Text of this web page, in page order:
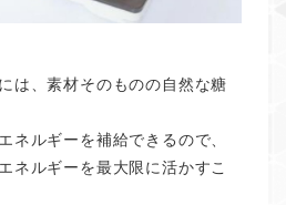
は、素材そのものの自然な糖
ネルギーを補給できるので、
ネルギーを最大限に活かすこ